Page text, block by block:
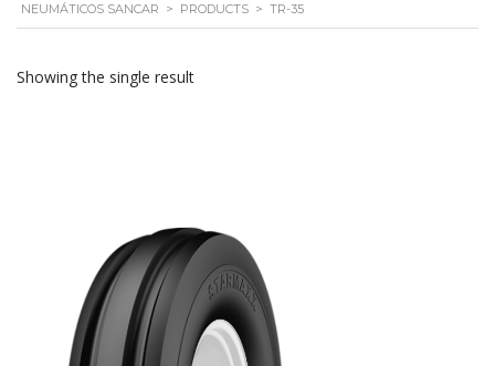
NEUMÁTICOS SANCAR > PRODUCTS > TR-35
Showing the single result